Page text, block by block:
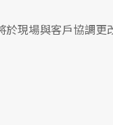
現場與客戶協調更